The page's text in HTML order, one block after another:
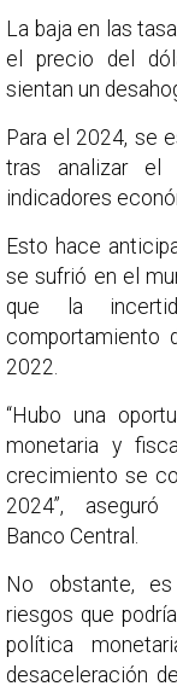
La baja en las
el precio del
sientan un
Para el 2024, se
tras analizar el
indicadores
Esto hace
se sufrió en el
que la
comportamiento
2022.
“Hubo una
monetaria y
crecimiento se
2024”,
Banco Central.
No obstante,
riesgos que
política
desaceleración